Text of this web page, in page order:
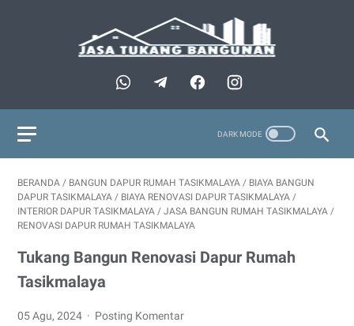
BERANDA / BANGUN DAPUR RUMAH TASIKMALAYA / BIAYA BANGUN
DAPUR TASIKMALAYA / BIAYA RENOVASI DAPUR TASIKMALAYA /
INTERIOR DAPUR TASIKMALAYA / JASA BANGUN RUMAH TASIKMALAYA /
RENOVASI DAPUR RUMAH TASIKMALAYA
Tukang Bangun Renovasi Dapur Rumah
Tasikmalaya
05 Agu, 2024 Posting Komentar